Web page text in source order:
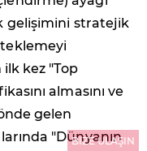
gelişimini stratejik
kez "Top
almasını ve
gelen
"Dünyanın
BİZE ULAŞIN